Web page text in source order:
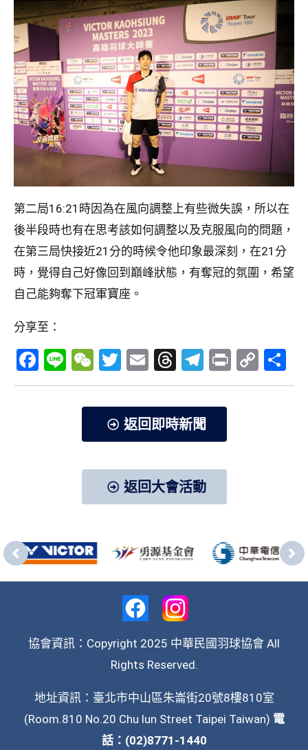
第二局16:21時因為在風向調整上有些微失誤，所以在
後半段時也有在思考該如何調整以及克服風向的問題，
在第三局快接近21分的時候令他印象最深刻，在21分
時，覺得自己好像回到巔峰狀態，有奪冠的氛圍，希望
自己能夠奪下冠軍寶座。
分享至：
Facebook
LineWeChat
Twitter
EmailThreads
Telegram
PrintCopy
Link
享
返回即時新聞
返回大會活動
協會資訊：Copyright 2025 中華民國羽球協會 All
Rights Reserved.
地址資訊：臺北市中山區朱崙街20號8樓810室
(Room.810 No.20 Chu lun Street Taipei Taiwan) 電
話：(02)8771-1440